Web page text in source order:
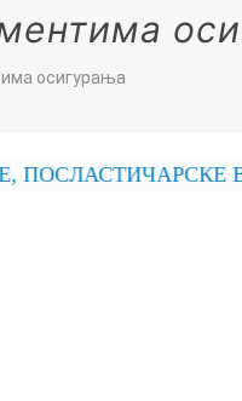
осигурања